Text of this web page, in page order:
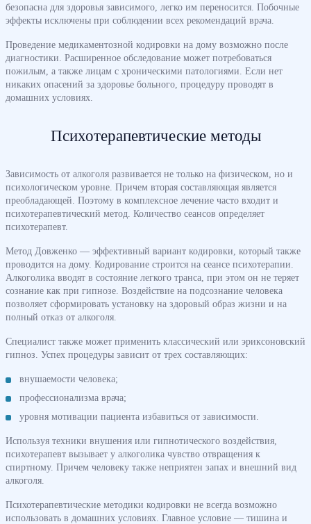
безопасна для здоровья зависимого, легко им переносится. Побочные
эффекты исключены при соблюдении всех рекомендаций врача.
Проведение медикаментозной кодировки на дому возможно после
диагностики. Расширенное обследование может потребоваться
пожилым, а также лицам с хроническими патологиями. Если нет
никаких опасений за здоровье больного, процедуру проводят в
домашних условиях.
Психотерапевтические методы
Зависимость от алкоголя развивается не только на физическом, но и
психологическом уровне. Причем вторая составляющая является
преобладающей. Поэтому в комплексное лечение часто входит и
психотерапевтический метод. Количество сеансов определяет
психотерапевт.
Метод Довженко — эффективный вариант кодировки, который также
проводится на дому. Кодирование строится на сеансе психотерапии.
Алкоголика вводят в состояние легкого транса, при этом он не теряет
сознание как при гипнозе. Воздействие на подсознание человека
позволяет сформировать установку на здоровый образ жизни и на
полный отказ от алкоголя.
Специалист также может применить классический или эриксоновский
гипноз. Успех процедуры зависит от трех составляющих:
внушаемости человека;
профессионализма врача;
уровня мотивации пациента избавиться от зависимости.
Используя техники внушения или гипнотического воздействия,
психотерапевт вызывает у алкоголика чувство отвращения к
спиртному. Причем человеку также неприятен запах и внешний вид
алкоголя.
Психотерапевтические методики кодировки не всегда возможно
использовать в домашних условиях. Главное условие — тишина и